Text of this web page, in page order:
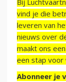
Bij
vind je die
leveren van
nieuws over
maakt ons
een stap voor
Abonneer je